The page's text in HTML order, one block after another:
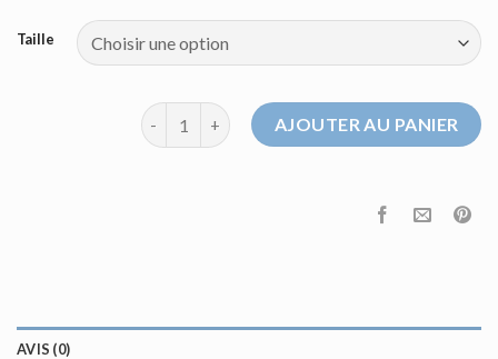
Taille
quantité de pull kakiAJOUTER AU PANIER
AVIS (0)